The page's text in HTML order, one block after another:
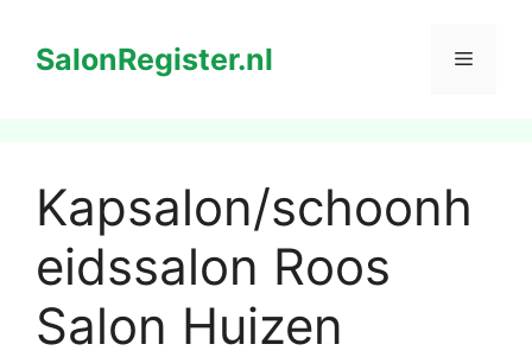
naarSalonRegister.nl Menu
Kapsalon/schoonh
eidssalon Roos
Salon Huizen